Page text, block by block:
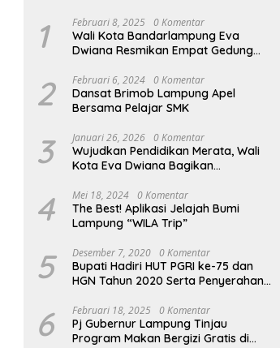
1 Februari 8, 2025 0 Komentar
Wali Kota Bandarlampung Eva
Dwiana Resmikan Empat Gedung
2 Februari 6, 2024 0 Komentar
Dansat Brimob Lampung Apel
Bersama Pelajar SMK
3 Januari 26, 2026 0 Komentar
Wujudkan Pendidikan Merata, Wali
Kota Eva Dwiana Bagikan
Siswa SD dan SMP
4 Mei 18, 2024 0 Komentar
The Best! Aplikasi Jelajah Bumi
Lampung “WILA Trip”
5 Desember 7, 2020 0 Komentar
Bupati Hadiri HUT PGRI ke-75 dan
HGN Tahun 2020 Serta Penyerahan
6 Februari 18, 2025 0 Komentar
Pj Gubernur Lampung Tinjau
Program Makan Bergizi Gratis di